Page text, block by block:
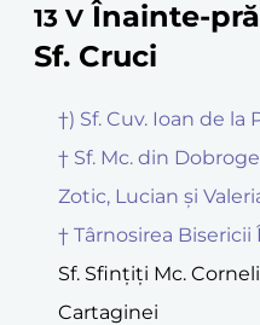
13 V Înainte-
Sf. Cruci
†) Sf. Cuv. Ioan de la
† Sf. Mc. din
Zotic, Lucian și
† Târnosirea
Sf. Sfințiți Mc.
Cartaginei